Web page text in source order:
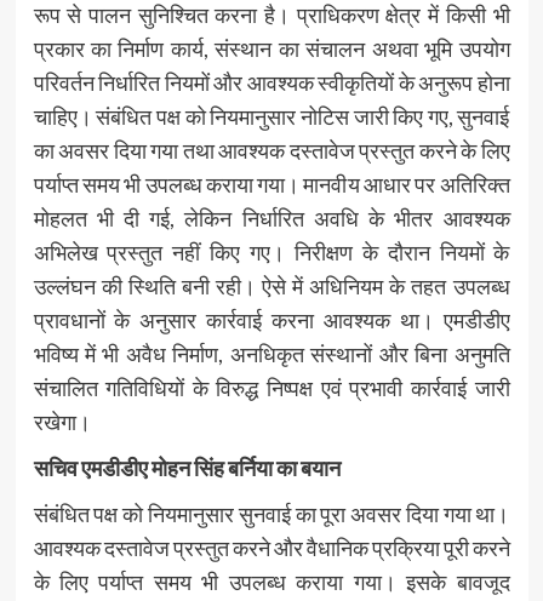
रूप से पालन सुनिश्चित करना है। प्राधिकरण क्षेत्र में किसी भी
प्रकार का निर्माण कार्य, संस्थान का संचालन अथवा भूमि उपयोग
परिवर्तन निर्धारित नियमों और आवश्यक स्वीकृतियों के अनुरूप होना
चाहिए। संबंधित पक्ष को नियमानुसार नोटिस जारी किए गए, सुनवाई
का अवसर दिया गया तथा आवश्यक दस्तावेज प्रस्तुत करने के लिए
पर्याप्त समय भी उपलब्ध कराया गया। मानवीय आधार पर अतिरिक्त
मोहलत भी दी गई, लेकिन निर्धारित अवधि के भीतर आवश्यक
अभिलेख प्रस्तुत नहीं किए गए। निरीक्षण के दौरान नियमों के
उल्लंघन की स्थिति बनी रही। ऐसे में अधिनियम के तहत उपलब्ध
प्रावधानों के अनुसार कार्रवाई करना आवश्यक था। एमडीडीए
भविष्य में भी अवैध निर्माण, अनधिकृत संस्थानों और बिना अनुमति
संचालित गतिविधियों के विरुद्ध निष्पक्ष एवं प्रभावी कार्रवाई जारी
रखेगा।
सचिव एमडीडीए मोहन सिंह बर्निया का बयान
संबंधित पक्ष को नियमानुसार सुनवाई का पूरा अवसर दिया गया था।
आवश्यक दस्तावेज प्रस्तुत करने और वैधानिक प्रक्रिया पूरी करने
के लिए पर्याप्त समय भी उपलब्ध कराया गया। इसके बावजूद